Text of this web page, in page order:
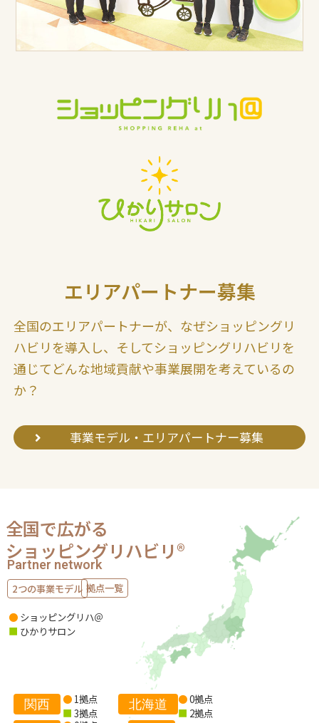
エリアパートナー募集
全国のエリアパートナーが、なぜショッピングリ
ハビリを導入し、そしてショッピングリハビリを
通じてどんな地域貢献や事業展開を考えているの
か？
事業モデル・エリアパートナー募集
全国で広がる
ショッピングリハビリ®
Partner network
2つの事業モデル 拠点一覧
●0拠点
■ 2拠点
● ショッピングリハ＠
■ ひかりサロン
● 1拠点
■ 3拠点
北海道
関西